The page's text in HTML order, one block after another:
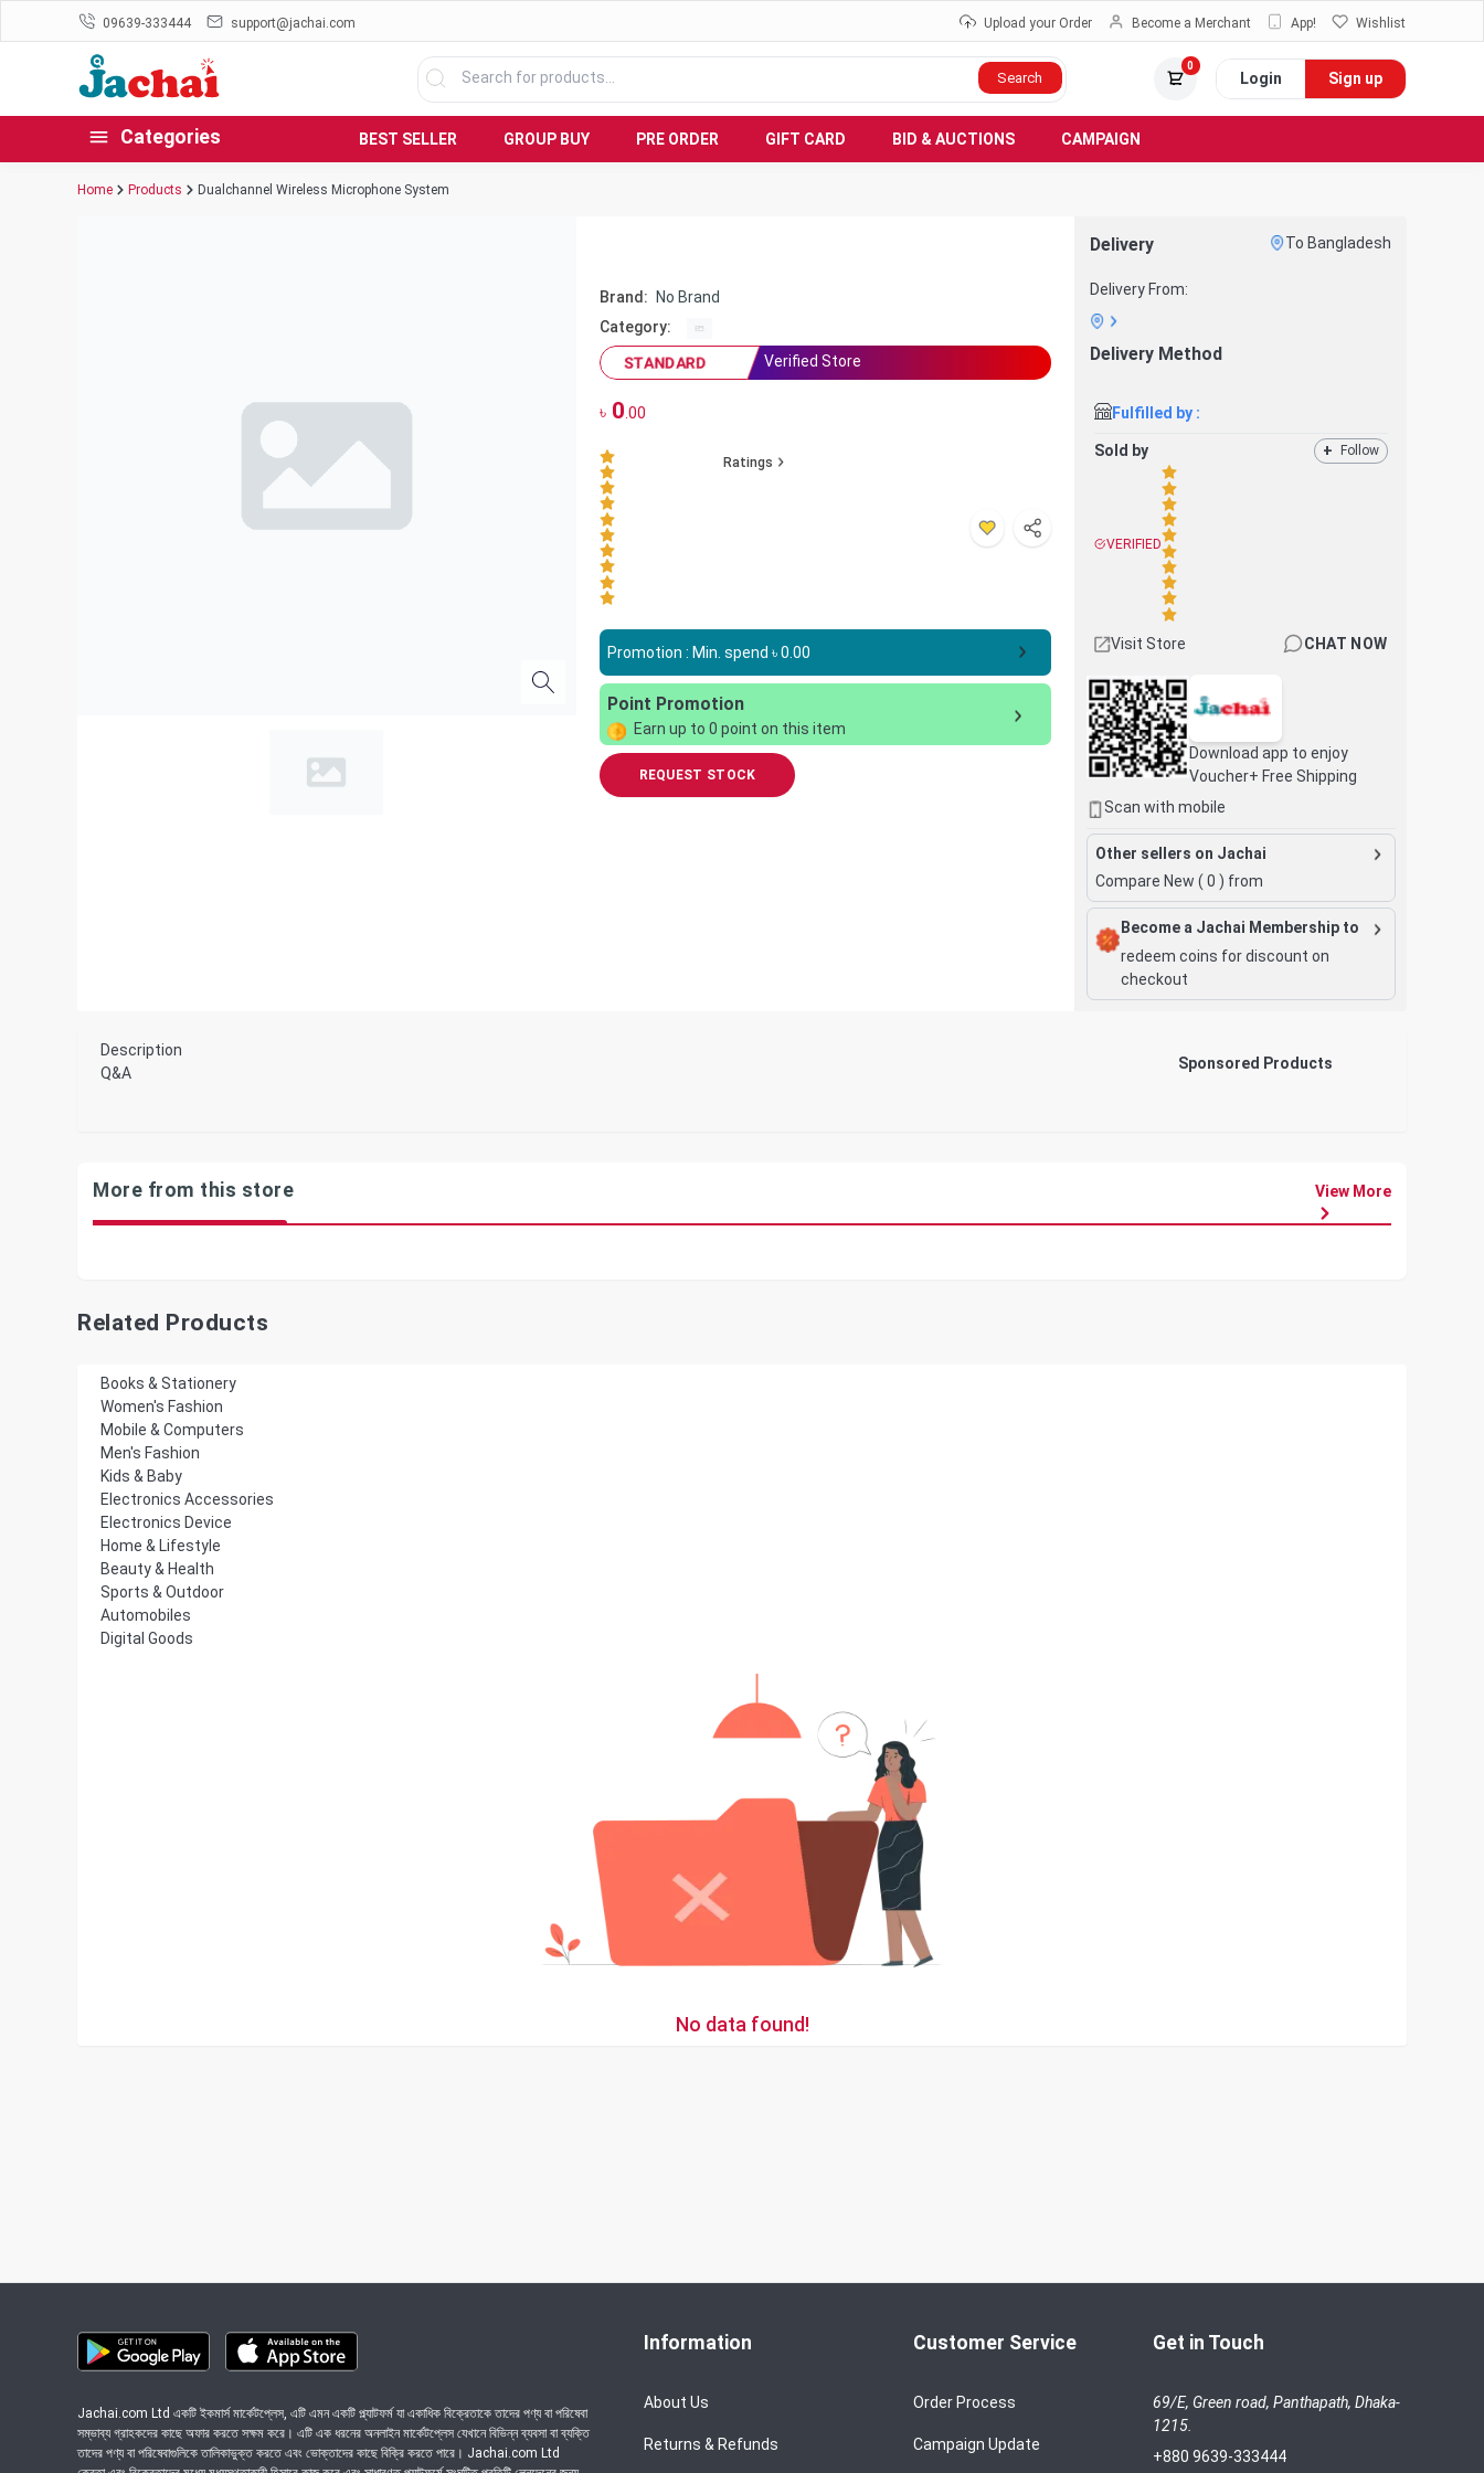
09639-333444 support@jachai.com Upload your Order Become a Merchant App! Wishlist
Search
0
Login Sign up
Categories BEST SELLER GROUP BUY PRE ORDER GIFT CARD BID & AUCTIONS CAMPAIGN
Home Products Dualchannel Wireless Microphone System
Brand:
No Brand
Category:
STANDARD
Verified Store
৳0 .00
Ratings
Promotion : Min. spend ৳0.00
Point Promotion
Earn up to 0 point on this item
REQUEST STOCK
Delivery To Bangladesh
Delivery From:
Delivery Method
Fulfilled by :
Sold by + Follow
VERIFIED
Visit Store CHAT NOW
Download app to enjoy
Voucher+ Free Shipping
Scan with mobile
Other sellers on Jachai
Compare New ( 0 ) from
Become a Jachai Membership to
redeem coins for discount on
checkout
Description
Q&A
Sponsored Products
More from this store View More
Related Products
Books & Stationery
Women's Fashion
Mobile & Computers
Men's Fashion
Kids & Baby
Electronics Accessories
Electronics Device
Home & Lifestyle
Beauty & Health
Sports & Outdoor
Automobiles
Digital Goods
No data found!
Jachai.com Ltd একটি ইকমার্স মার্কেটপ্লেস, এটি এমন একটি প্ল্যাটফর্ম যা একাধিক বিক্রেতাকে তাদের পণ্য বা পরিষেবা
সম্ভাব্য গ্রাহকদের কাছে অফার করতে সক্ষম করে। এটি এক ধরনের অনলাইন মার্কেটপ্লেস যেখানে বিভিন্ন ব্যবসা বা ব্যক্তি
তাদের পণ্য বা পরিষেবাগুলিকে তালিকাভুক্ত করতে এবং ভোক্তাদের কাছে বিক্রি করতে পারে। Jachai.com Ltd
Information
About Us
Returns & Refunds
Customer Service
Order Process
Campaign Update
Get in Touch
69/E, Green road, Panthapath, Dhaka-
1215.
+880 9639-333444